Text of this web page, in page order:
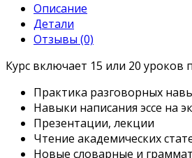
Описание
Детали
Отзывы (0)
Курс включает 15 или 20 уроков
Практика разговорных
Навыки написания эссе на
Презентации, лекции
Чтение академических
Новые словарные и